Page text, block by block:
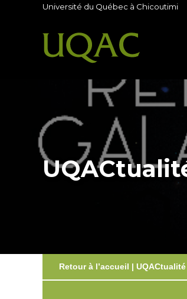
Université du Québec à Chicoutimi
Retour à l’accueil | UQACtualité